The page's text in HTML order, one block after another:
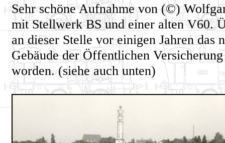
Sehr schöne Aufnahme von (©)
mit Stellwerk BS und einer alten V60.
an dieser Stelle vor einigen Jahren das
Gebäude der Öffentlichen
worden. (siehe auch unten)